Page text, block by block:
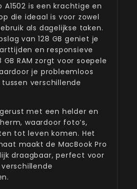
A1502 is een krachtige en
die ideaal is voor zowel
als dagelijkse taken.
van 128 GB geniet je
en responsieve
RAM zorgt voor soepele
je probleemloos
verschillende
met een helder en
waardoor foto’s,
tot leven komen. Het
maakt de MacBook Pro
draagbaar, perfect voor